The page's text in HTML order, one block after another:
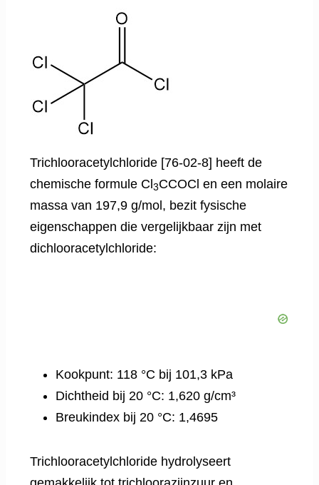
Trichlooracetylchloride [76-02-8] heeft de
chemische formule Cl 3CCOCl en een molaire
massa van 197,9 g/mol, bezit fysische
eigenschappen die vergelijkbaar zijn met
dichlooracetylchloride:
Kookpunt: 118 °C bij 101,3 kPa
Dichtheid bij 20 °C: 1,620 g/cm³
Breukindex bij 20 °C: 1,4695
Trichlooracetylchloride hydrolyseert